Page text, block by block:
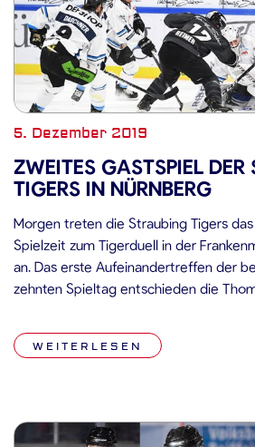
5. Dezember 2019
ZWEITES GASTSPIEL DER
TIGERS IN NÜRNBERG
Morgen treten die Straubing Tigers
Spielzeit zum Tigerduell in der
an. Das erste Aufeinandertreffen der
zehnten Spieltag entschieden die
sich die Thomas Sabo Ice Tigers
Mittelfeld […]
WEITERLESEN